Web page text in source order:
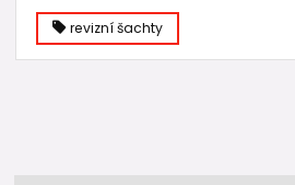
revizní šachty